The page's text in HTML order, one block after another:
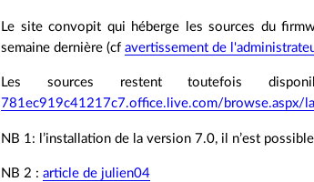
Le site convopit qui héberge les sources du
semaine dernière (cfavertissement de
Les sources restent toutefois
781ec919c41217c7.office.live.com/browse.aspx/
NB 1: l’installation de la version 7.0, il n’est
NB 2 :article de julien04